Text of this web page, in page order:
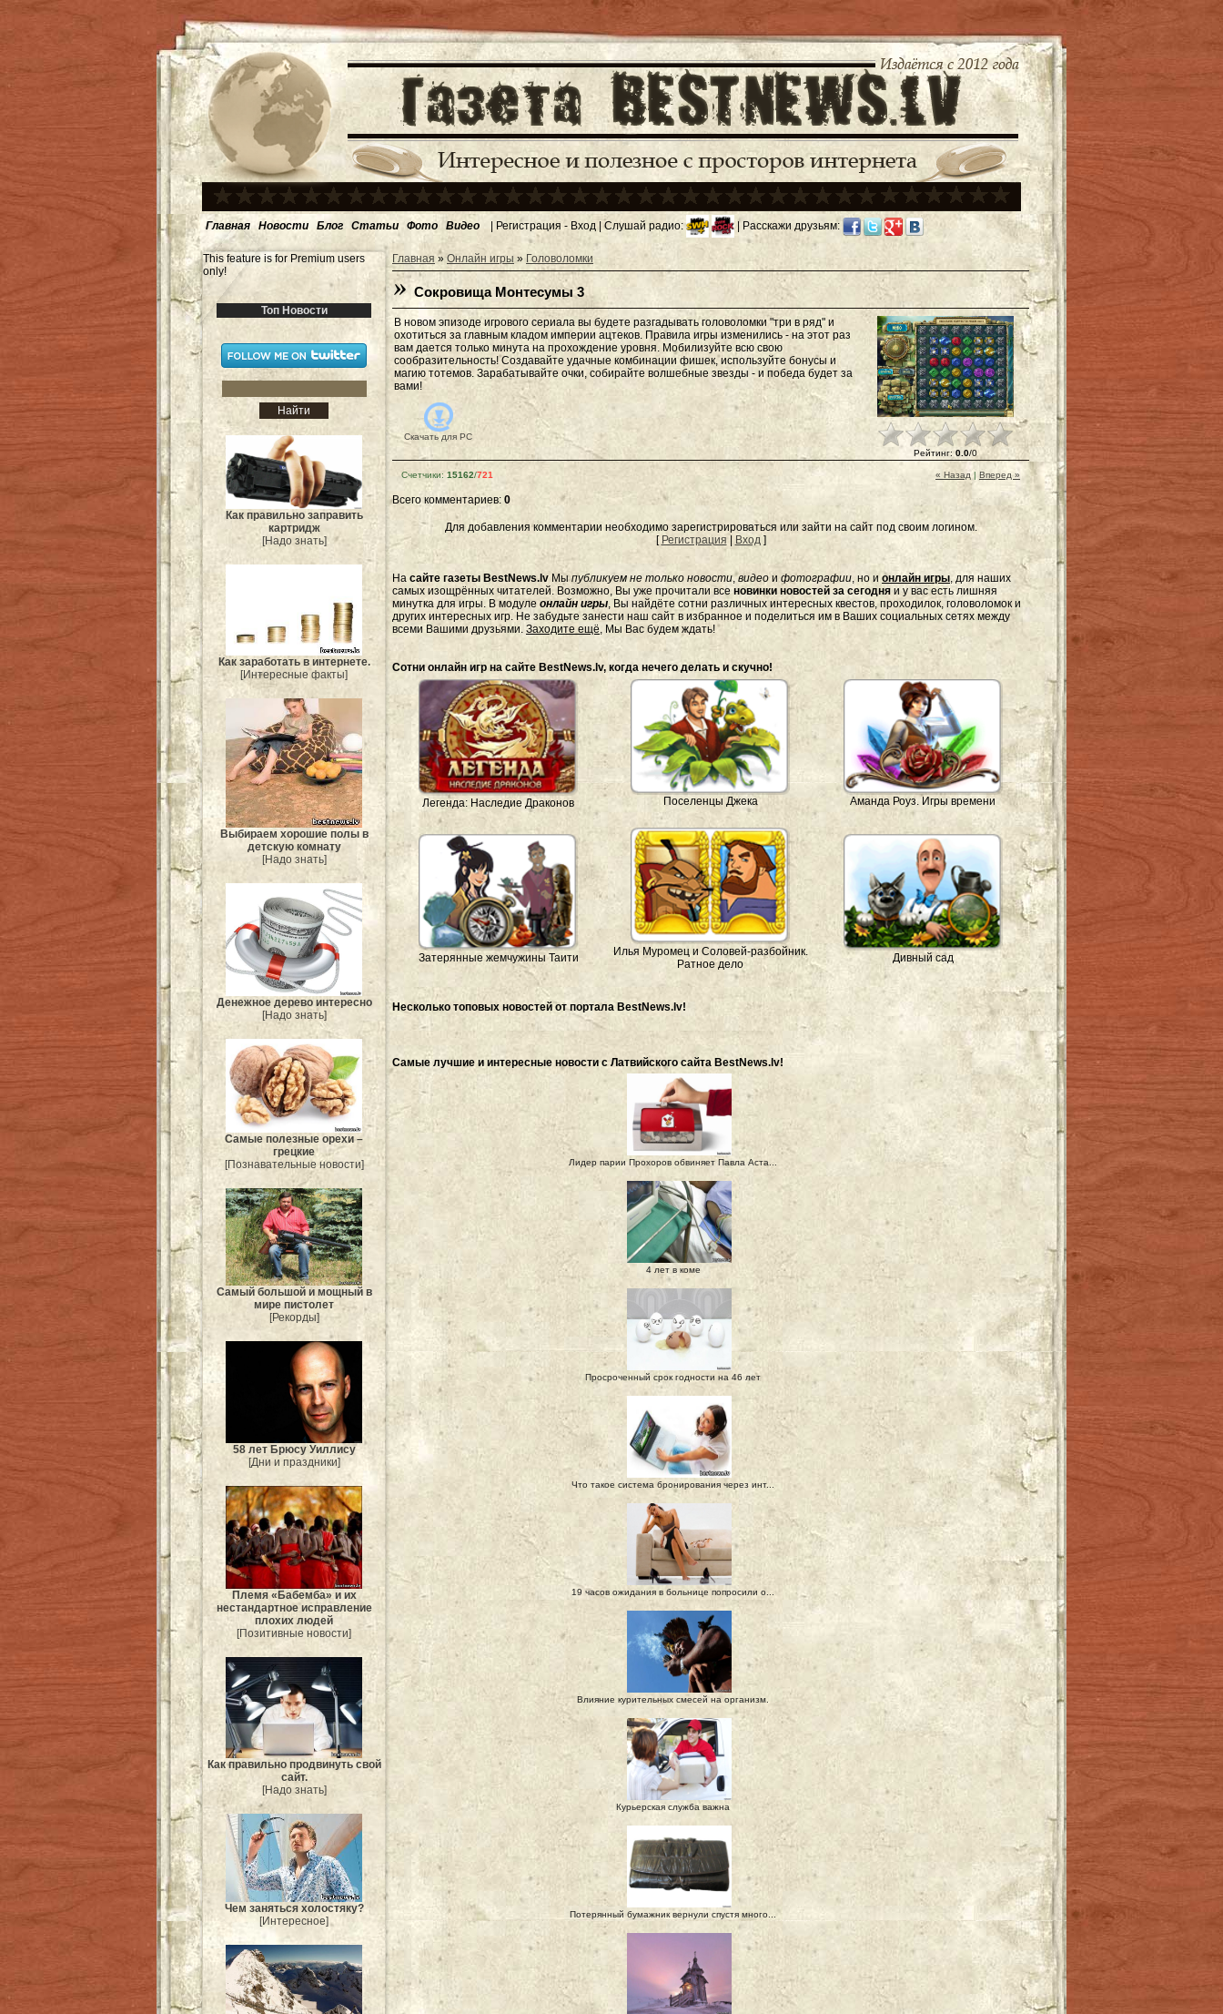
Главная Новости Блог Статьи Фото Видео | Регистрация - Вход | Слушай радио: | Расскажи друзьям:
This feature is for Premium users
only!
Топ Новости
Как правильно заправить
картридж
[Надо знать]
Как заработать в интернете.
[Интересные факты]
Выбираем хорошие полы в
детскую комнату
[Надо знать]
Денежное дерево интересно
[Надо знать]
Самые полезные орехи –
грецкие
[Познавательные новости]
Самый большой и мощный в
мире пистолет
[Рекорды]
58 лет Брюсу Уиллису
[Дни и праздники]
Племя «Бабемба» и их
нестандартное исправление
плохих людей
[Позитивные новости]
Как правильно продвинуть свой
сайт.
[Надо знать]
Чем заняться холостяку?
[Интересное]
Главная » Онлайн игры » Головоломки
Сокровища Монтесумы 3
В новом эпизоде игрового сериала вы будете разгадывать головоломки "три в ряд" и
охотиться за главным кладом империи ацтеков. Правила игры изменились - на этот раз
вам дается только минута на прохождение уровня. Мобилизуйте всю свою
сообразительность! Создавайте удачные комбинации фишек, используйте бонусы и
магию тотемов. Зарабатывайте очки, собирайте волшебные звезды - и победа будет за
вами!
Скачать для PC
Рейтинг: 0.0/0
« Назад | Вперед »
Счетчики: 15162/721
Всего комментариев: 0
Для добавления комментарии необходимо зарегистрироваться или зайти на сайт под своим логином.
[ Регистрация Вход]
На сайте газеты BestNews.lvМыпубликуем не только новости,видео и фотографии, но и онлайн игры, для наших
самых изощрённых читателей. Возможно, Вы уже прочитали всеновинки новостей за сегодня и у вас есть лишняя
минутка для игры. В модуле онлайн игры, Вы найдёте сотни различных интересных квестов, проходилок, головоломок и
других интересных игр. Не забудьте занести наш сайт в избранное и поделиться им в Ваших социальных сетях между
всеми Вашими друзьями. Заходите ещё, Мы Вас будем ждать!
Сотни онлайн игр на сайте BestNews.lv, когда нечего делать и скучно!
Легенда: Наследие Драконов Поселенцы Джека Аманда Роуз. Игры времени
Затерянные жемчужины Таити
Илья Муромец и Соловей-разбойник.
Ратное дело
Дивный сад
Несколько топовых новостей от портала BestNews.lv!
Самые лучшие и интересные новости с Латвийского сайта BestNews.lv!
Лидер парии Прохоров обвиняет Павла Аста...
4 лет в коме
Просроченный срок годности на 46 лет
Что такое система бронирования через инт...
19 часов ожидания в больнице попросили о...
Влияние курительных смесей на организм.
Курьерская служба важна
Потерянный бумажник вернули спустя много...